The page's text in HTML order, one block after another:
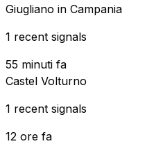
Giugliano in Campania
1 recent signals
55 minuti fa
Castel Volturno
1 recent signals
12 ore fa